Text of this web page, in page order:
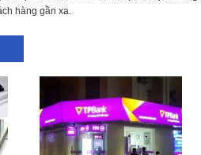
hàng gần xa.